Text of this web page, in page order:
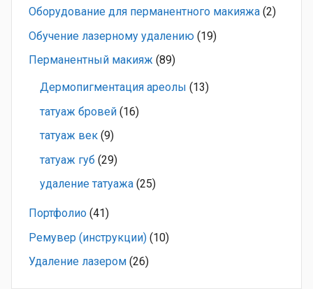
Оборудование для перманентного макияжа (2)
Обучение лазерному удалению (19)
Перманентный макияж (89)
Дермопигментация ареолы (13)
татуаж бровей (16)
татуаж век (9)
татуаж губ (29)
удаление татуажа (25)
Портфолио (41)
Ремувер (инструкции) (10)
Удаление лазером (26)